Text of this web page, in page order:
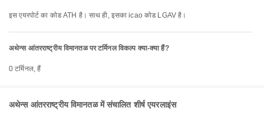
इस एयरपोर्ट का कोड ATH है। साथ ही, इसका icao कोड LGAV है।
अथेन्स आंतरराष्ट्रीय विमानतळ पर टर्मिनल विकल्प क्या-क्या हैं?
0 टर्मिनल, हैं
अथेन्स आंतरराष्ट्रीय विमानतळ में संचालित शीर्ष एयरलाइंस